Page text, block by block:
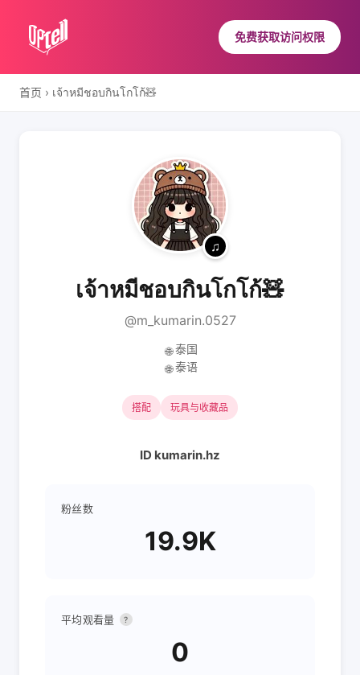
免费获取访问权限
首页 › เจ้าหมีชอบกินโกโก้🧸
เจ้าหมีชอบกินโกโก้🧸
@m_kumarin.0527
🌐 泰国
🌐 泰语
搭配 玩具与收藏品
ID kumarin.hz
粉丝数
19.9K
平均观看量 ?
0